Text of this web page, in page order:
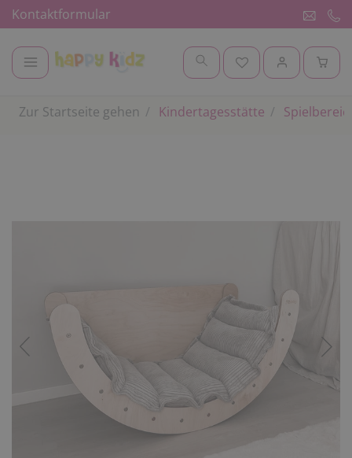
Kontaktformular
Zur Startseite gehen Kindertagesstätte